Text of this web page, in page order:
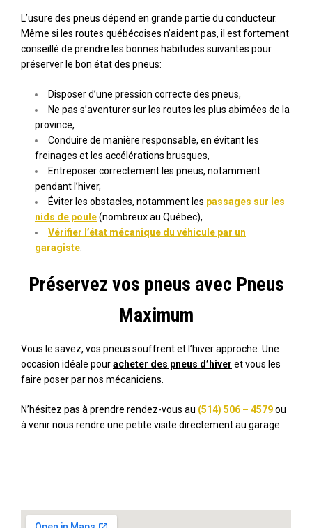
L’usure des pneus dépend en grande partie du conducteur.
Même si les routes québécoises n’aident pas, il est fortement
conseillé de prendre les bonnes habitudes suivantes pour
préserver le bon état des pneus:
Disposer d’une pression correcte des pneus,
Ne pas s’aventurer sur les routes les plus abimées de la
province,
Conduire de manière responsable, en évitant les
freinages et les accélérations brusques,
Entreposer correctement les pneus, notamment
pendant l’hiver,
Éviter les obstacles, notamment les passages sur les
nids de poule(nombreux au Québec),
Vérifier l’état mécanique du véhicule par un
garagiste
Préservez vos pneus avec Pneus
Maximum
Vous le savez, vos pneus souffrent et l’hiver approche. Une
occasion idéale pouracheter des pneus d’hiver et vous les
faire poser par nos mécaniciens.
N’hésitez pas à prendre rendez-vous au (514) 506 – 4579ou
à venir nous rendre une petite visite directement au garage.